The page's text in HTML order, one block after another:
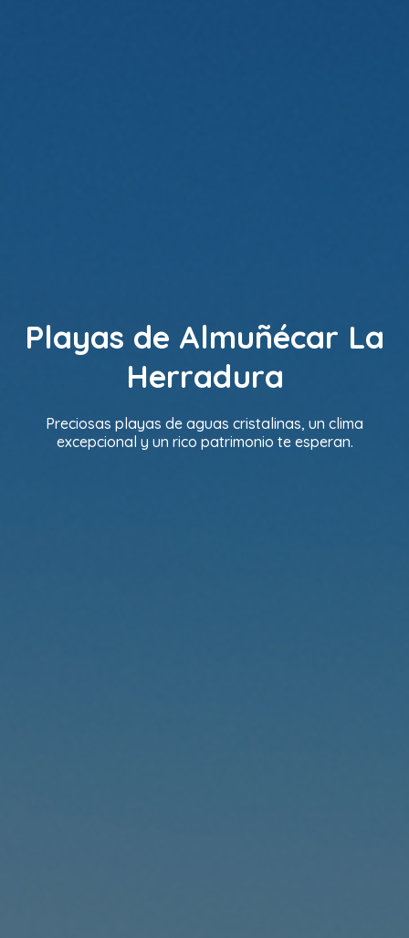
Playas de Almuñécar La
Herradura
Preciosas playas de aguas cristalinas, un clima
excepcional y un rico patrimonio te esperan.